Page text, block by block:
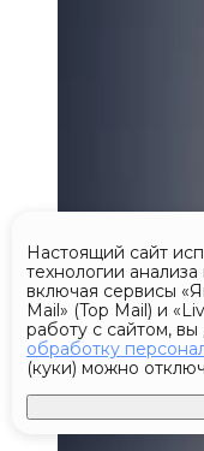
Настоящий сайт
технологии
включая сервисы
Mail» (Top Mail) и
работу с сайтом, вы
обработку
(куки) можно